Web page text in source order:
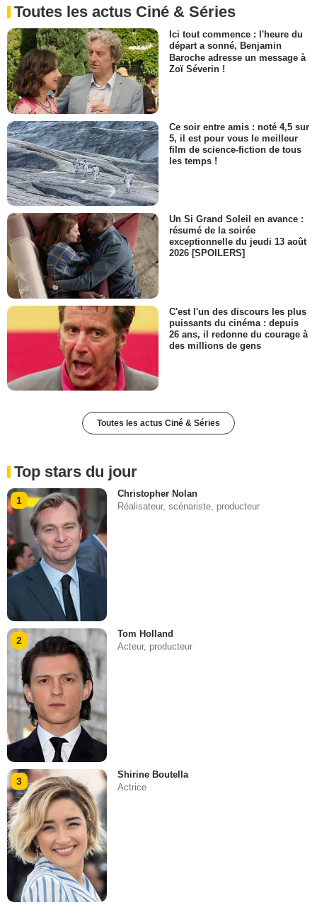
Toutes les actus Ciné & Séries
Ici tout commence : l'heure du
départ a sonné, Benjamin
Baroche adresse un message à
Zoï Séverin !
Ce soir entre amis : noté 4,5 sur
5, il est pour vous le meilleur
film de science-fiction de tous
les temps !
Un Si Grand Soleil en avance :
résumé de la soirée
exceptionnelle du jeudi 13 août
2026 [SPOILERS]
C'est l'un des discours les plus
puissants du cinéma : depuis
26 ans, il redonne du courage à
des millions de gens
Toutes les actus Ciné & Séries
Top stars du jour
1
Christopher Nolan
Réalisateur, scénariste, producteur
2
Tom Holland
Acteur, producteur
3
Shirine Boutella
Actrice